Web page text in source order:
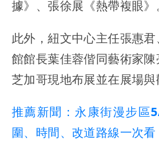
據》、張徐展《熱帶複眼》
此外，紐文中心主任張惠
館館長葉佳蓉偕同藝術家
芝加哥現地布展並在展場與
推薦新聞：永康街漫步
圍、時間、改道路線一次看